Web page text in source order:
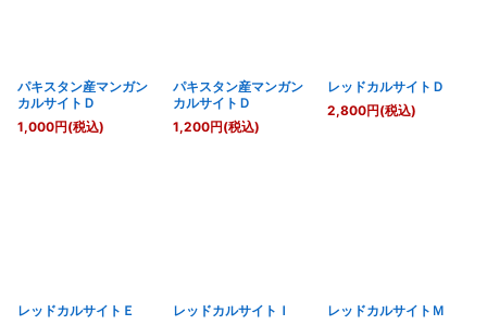
パキスタン産マンガン
カルサイトＤ
1,000円(税込)
パキスタン産マンガン
カルサイトＤ
1,200円(税込)
レッドカルサイトＤ
2,800円(税込)
レッドカルサイトＥ
レッドカルサイトＩ
レッドカルサイトＭ